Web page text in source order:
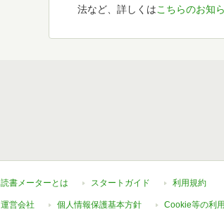
法など、詳しくはこちらのお知
読書メーターとは スタートガイド 利用規約
運営会社 個人情報保護基本方針 Cookie等の利